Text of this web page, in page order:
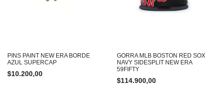
PINS PAINT NEW ERA BORDE
AZUL SUPERCAP
$10.200,00
GORRA MLB BOSTON RED SOX
NAVY SIDESPLIT NEW ERA
59FIFTY
$114.900,00